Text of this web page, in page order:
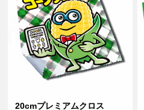
20cmプレミアムクロス